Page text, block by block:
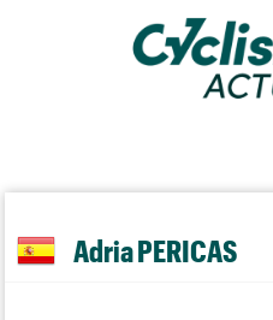
Adria PERICAS